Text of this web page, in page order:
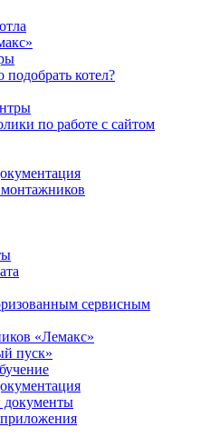
котел?
по работе с сайтом
сервисным
«Лемакс»
пуск»